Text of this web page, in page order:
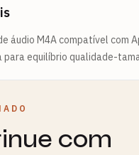
áudio M4A compatível com
para equilíbrio qualidade-
com